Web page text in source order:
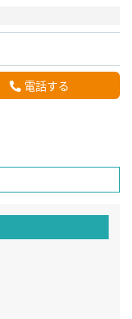
電話する